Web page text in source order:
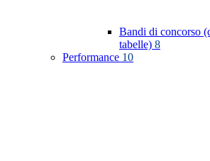
Bandi di concorso
tabelle) 8
Performance 10